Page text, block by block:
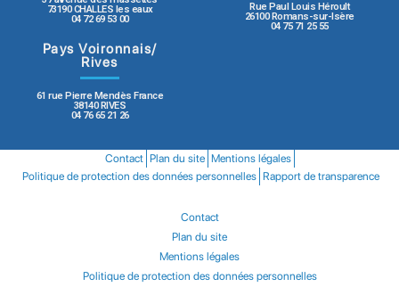
73190 CHALLES les eaux
04 72 69 53 00
Rue Paul Louis Héroult
26100 Romans-sur-Isère
04 75 71 25 55
Pays Voironnais/
Rives
61 rue Pierre Mendès France
38140 RIVES
04 76 65 21 26
Contact Plan du site Mentions légales
Politique de protection des données personnelles Rapport de transparence
Contact
Plan du site
Mentions légales
Politique de protection des données personnelles